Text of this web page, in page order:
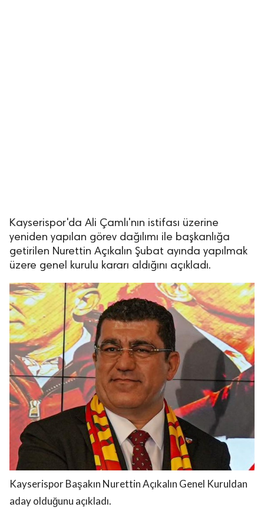
Kayserispor'da Ali Çamlı'nın istifası üzerine
yeniden yapılan görev dağılımı ile başkanlığa
getirilen Nurettin Açıkalın Şubat ayında yapılmak
üzere genel kurulu kararı aldığını açıkladı.
Kayserispor Başakın Nurettin Açıkalın Genel Kuruldan
aday olduğunu açıkladı.